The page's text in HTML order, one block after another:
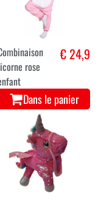
rose
€ 24,9
Dans le panier